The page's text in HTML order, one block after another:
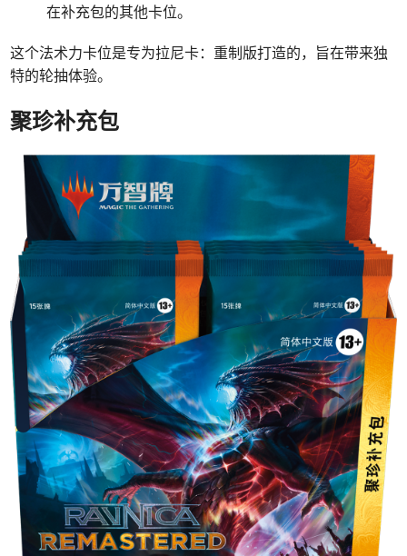
在补充包的其他卡位。
这个法术力卡位是专为拉尼卡：重制版打造的，旨在带来独
特的轮抽体验。
聚珍补充包